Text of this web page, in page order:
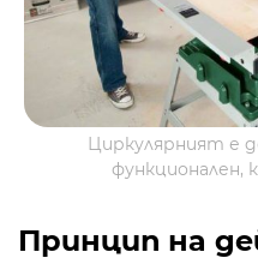
Циркулярният е
функционален,
Принцип на